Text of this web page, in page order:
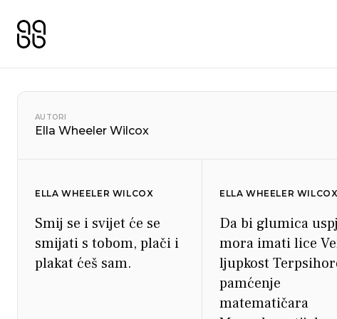
AUTORI
Ella Wheeler Wilcox
ELLA WHEELER WILCOX
Smij se i svijet će se
smijati s tobom, plači i
plakat ćeš sam.
ELLA WHEELER WILCOX
Da bi glumica
mora imati lice
ljupkost
pamćenje
matematičara